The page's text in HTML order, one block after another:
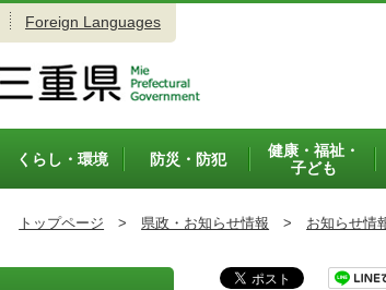
Foreign Languages
くらし・環境 防災・防犯
健康・福祉・
子ども
トップページ > 県政・お知らせ情報 > お知らせ情